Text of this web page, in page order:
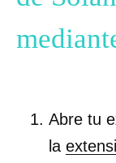
Abre tu
la